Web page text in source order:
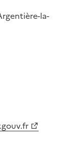
la-